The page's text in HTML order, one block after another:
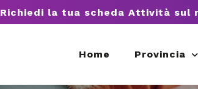
Richiedi la tua scheda Attività sul
Home Provincia